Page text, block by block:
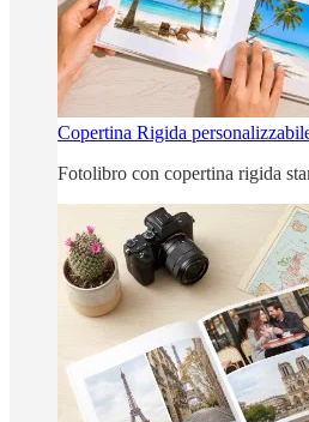
Copertina Rigida
Fotolibro con copertina rigida